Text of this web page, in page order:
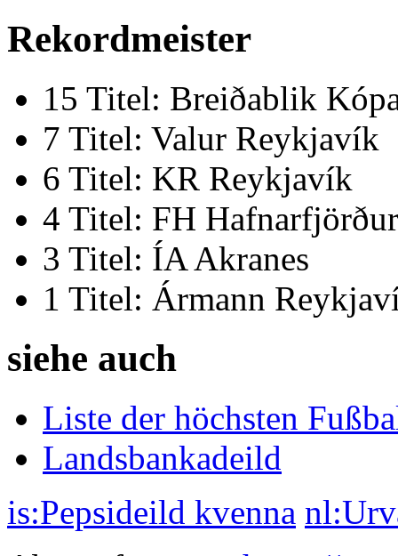
Rekordmeister
15 Titel: Breiðablik
7 Titel: Valur Reykjavík
6 Titel: KR Reykjavík
4 Titel: FH Hafnarfjörður
3 Titel: ÍA Akranes
1 Titel: Ármann
siehe auch
Liste der höchsten
Landsbankadeild
is:Pepsideild kvenna